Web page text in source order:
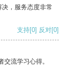
，服务态度非常
支持[0] 反对[0]
流学习心得。